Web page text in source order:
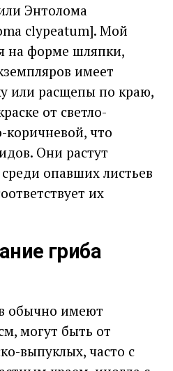
Энтолома
clypeatum]. Мой
на форме шляпки,
имеет
или расщепы по краю,
от светло-
коричневой, что
Они растут
опавших листьев
их
гриба
обычно имеют
могут быть от
выпуклых, часто с